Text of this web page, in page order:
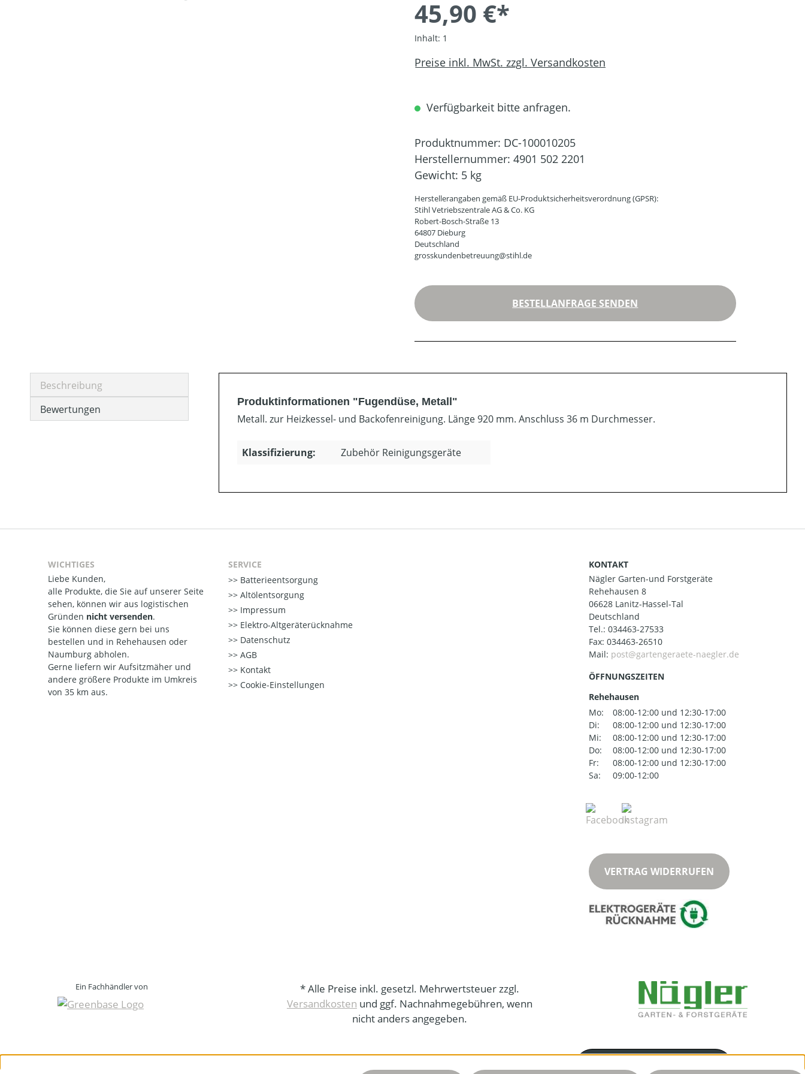
45,90 €*
Inhalt: 1
Preise inkl. MwSt. zzgl. Versandkosten
Verfügbarkeit bitte anfragen.
Produktnummer: DC-100010205
Herstellernummer: 4901 502 2201
Gewicht: 5 kg
Herstellerangaben gemäß EU-Produktsicherheitsverordnung (GPSR):
Stihl Vetriebszentrale AG & Co. KG
Robert-Bosch-Straße 13
64807 Dieburg
Deutschland
grosskundenbetreuung@stihl.de
BESTELLANFRAGE SENDEN
Beschreibung
Bewertungen
Produktinformationen "Fugendüse, Metall"
Metall. zur Heizkessel- und Backofenreinigung. Länge 920 mm. Anschluss 36 m Durchmesser.
Klassifizierung: Zubehör Reinigungsgeräte
WICHTIGES
Liebe Kunden,
alle Produkte, die Sie auf unserer Seite
sehen, können wir aus logistischen
Gründen nicht versenden.
Sie können diese gern bei uns
bestellen und in Rehehausen oder
Naumburg abholen.
Gerne liefern wir Aufsitzmäher und
andere größere Produkte im Umkreis
von 35 km aus.
SERVICE
Batterieentsorgung
Altölentsorgung
Impressum
Elektro-Altgeräterücknahme
Datenschutz
AGB
Kontakt
Cookie-Einstellungen
KONTAKT
Nägler Garten-und Forstgeräte
Rehehausen 8
06628 Lanitz-Hassel-Tal
Deutschland
Tel.: 034463-27533
Fax: 034463-26510
Mail:
ÖFFNUNGSZEITEN
Rehehausen
Mo:
08:00-12:00 und 12:30-17:00
Di:
08:00-12:00 und 12:30-17:00
Mi:
08:00-12:00 und 12:30-17:00
Do:
08:00-12:00 und 12:30-17:00
Fr:
08:00-12:00 und 12:30-17:00
Sa:
09:00-12:00
VERTRAG WIDERRUFEN
Ein Fachhändler von
* Alle Preise inkl. gesetzl. Mehrwertsteuer zzgl.
Versandkosten und ggf. Nachnahmegebühren, wenn
nicht anders angegeben.